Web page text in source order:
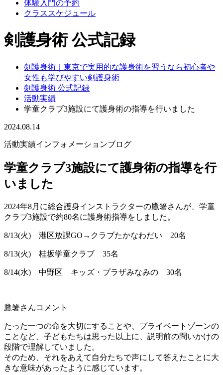
体験入門の予約
クラススケジュール
剣護身術 公式記録
剣護身術｜東京で実用的な護身術を習うなら初心者や
女性も学びやすい剣護身術
剣護身術 公式記録
活動実績
学童クラブ3施設にて護身術の指導を行いました
2024.08.14
活動実績インフォメーションブログ
学童クラブ3施設にて護身術の指導を行
いました
2024年8月に総合護身インストラクターの鷹箸さんが、学童
クラブ3施設で約80名に護身術指導をしました。
8/13(火) 港区放課GO→クラブたかなわだい 20名
8/13(火) 桂坂学童クラブ 35名
8/14(水) 中野区 キッズ・プラザみなみの 30名
鷹箸さんコメント
たった一つの命を大切にすることや、プライベートゾーンの
ことなど、子どもたちは思った以上に、説明前の問いかけの
段階で理解していました。
そのため、それをあえて自分たちで声にして答えたことに大
きな意味があったように感じています。